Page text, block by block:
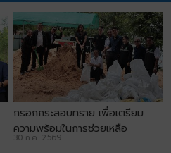
กรอกกระสอบทราย เพื่อเตรียม
ความพร้อมในการช่วยเหลือ
ประชาชน
30 ก.ค. 2569